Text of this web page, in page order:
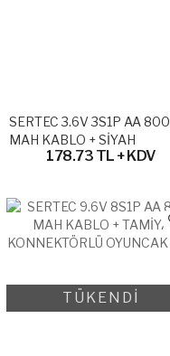
SERTEC 3.6V 3S1P AA 800
MAH KABLO + SİYAH
KONNEKTÖRLÜ OYUNCAK
178.73 TL + KDV
TÜKENDİ